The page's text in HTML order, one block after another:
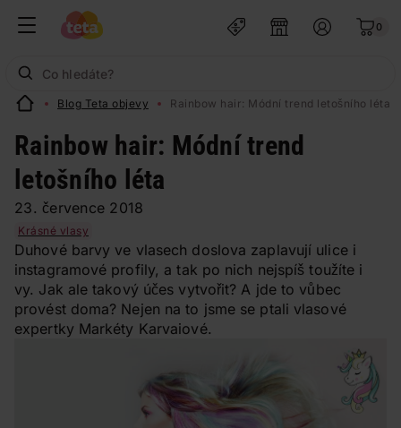
0
Blog Teta objevy Rainbow hair: Módní trend letošního léta
Rainbow hair: Módní trend
letošního léta
23. července 2018
Krásné vlasy
Duhové barvy ve vlasech doslova zaplavují ulice i
instagramové profily, a tak po nich nejspíš toužíte i
vy. Jak ale takový účes vytvořit? A jde to vůbec
provést doma? Nejen na to jsme se ptali vlasové
expertky Markéty Karvaiové.